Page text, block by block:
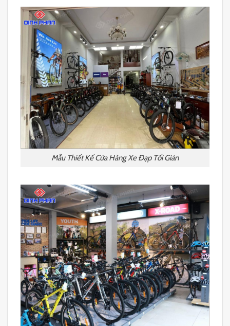
Mẫu Thiết Kế Cửa Hàng Xe Đạp Tối Giản